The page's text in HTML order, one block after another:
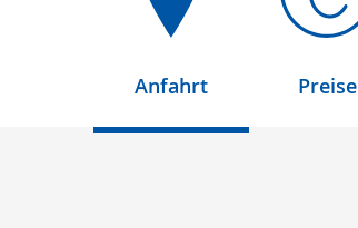
Anfahrt Preise